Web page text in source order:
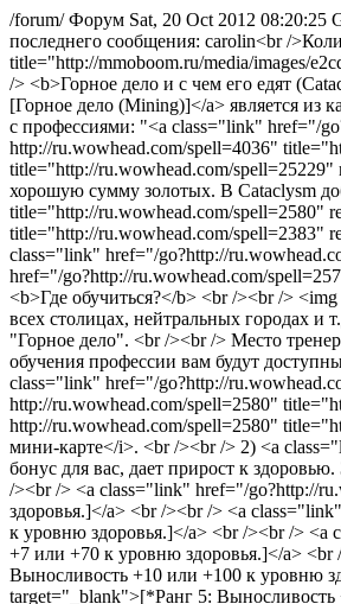
/forum/Форум Sat, 20 Oct 2012 08:20:25
последнего сообщения: carolin<br /